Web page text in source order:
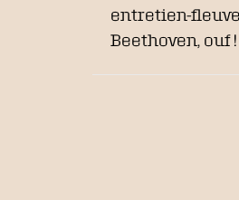
entretien-
Beethoven, ouf !